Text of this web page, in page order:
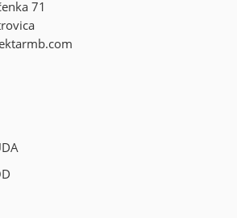
71